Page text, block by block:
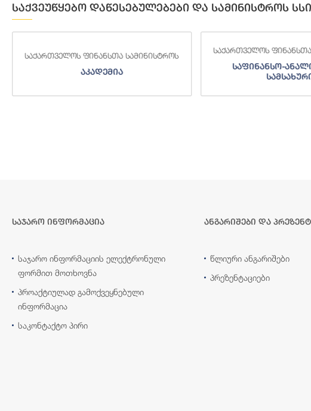
საქვეუწყებო დაწესებულებები და სამინისტროს
საქართველოს ფინანსთა სამინისტროს
აკადემია
საქართველოს
საფინანსო-
საჯარო ინფორმაცია
საჯარო ინფორმაციის ელექტრონული
ფორმით მოთხოვნა
პროაქტიულად გამოქვეყნებული
ინფორმაცია
საკონტაქტო პირი
ანგარიშები და
წლიური ანგარიშები
პრეზენტაციები